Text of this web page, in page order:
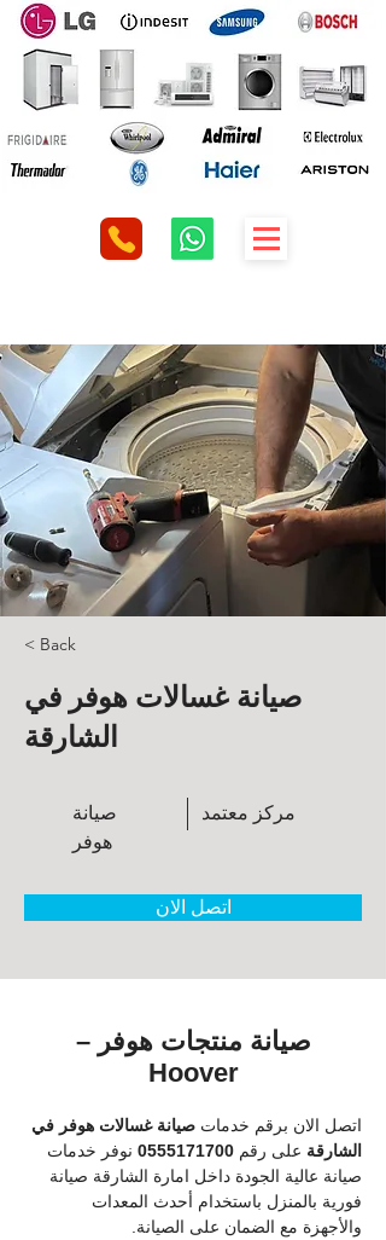
< Back
صيانة غسالات هوفر في
الشارقة
صيانة
هوفر
مركز معتمد
اتصل الان
صيانة منتجات هوفر –
Hoover
اتصل الان برقم خدمات صيانة غسالات هوفر في
الشارقة على رقم 0555171700 نوفر خدمات
صيانة عالية الجودة داخل امارة الشارقة صيانة
فورية بالمنزل باستخدام أحدث المعدات
والأجهزة مع الضمان على الصيانة.